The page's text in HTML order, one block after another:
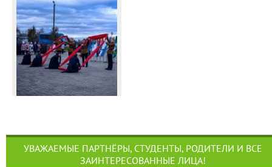
УВАЖАЕМЫЕ ПАРТНЁРЫ, СТУДЕНТЫ, РОДИТЕЛИ И ВСЕ
ЗАИНТЕРЕСОВАННЫЕ ЛИЦА!